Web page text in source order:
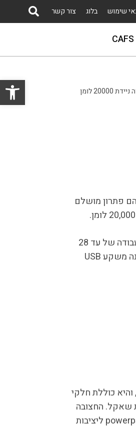
פתח סרגל נגישות
שימוש בלוג צור קשר
לומן
פנסי הזרקור הנטענים של Solaris MegaStar 20K SLA הם פתרון מושלם
הערכה הניידת מהירה לפריסה וקלת משקל. ובעלת קצב עבודה של עד 28
שעות של אור. טכנולוגיית ה LED החדשה ואפשרות הטענה משקע USB
כוללת חלקי
שאקל. החצובה
ננעלת לתוך ה – powerpack, תוך שימוש במשקל ה-powerpack ליציבות